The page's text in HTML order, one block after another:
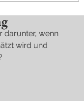
darunter, wenn
wird und